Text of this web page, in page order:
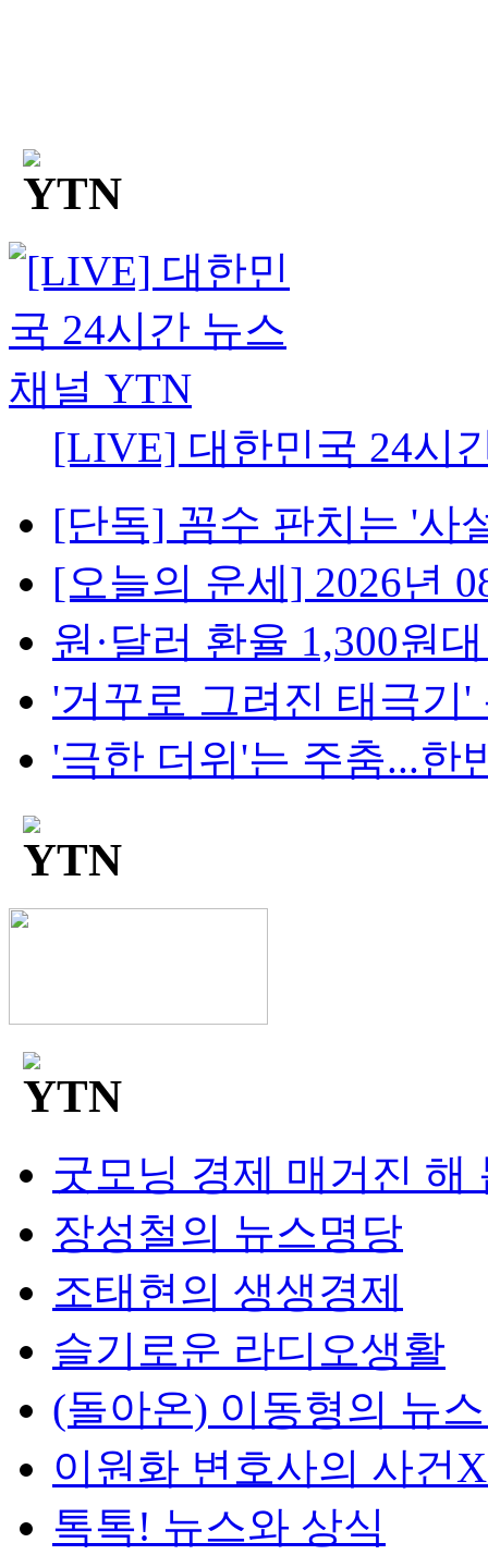
[LIVE] 대한민국 24시
[단독] 꼼수 판치는 '사
[오늘의 운세] 2026년
원·달러 환율 1,300원
'거꾸로 그려진 태극기'
'극한 더위'는 주춤...한
굿모닝 경제 매거진 해
장성철의 뉴스명당
조태현의 생생경제
슬기로운 라디오생활
(돌아온) 이동형의 뉴
이원화 변호사의 사건
톡톡! 뉴스와 상식